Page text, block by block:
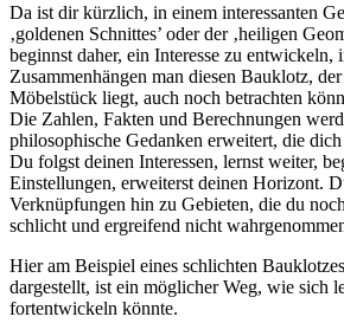
Da ist dir kürzlich, in einem interessanten
‚goldenen Schnittes’ oder der ‚heiligen
beginnst daher, ein Interesse zu entwickeln,
Zusammenhängen man diesen Bauklotz,
Möbelstück liegt, auch noch betrachten
Die Zahlen, Fakten und Berechnungen
philosophische Gedanken erweitert, die
Du folgst deinen Interessen, lernst weiter,
Einstellungen, erweiterst deinen Horizont.
Verknüpfungen hin zu Gebieten, die du
schlicht und ergreifend nicht
Hier am Beispiel eines schlichten
dargestellt, ist ein möglicher Weg, wie sich
fortentwickeln könnte.